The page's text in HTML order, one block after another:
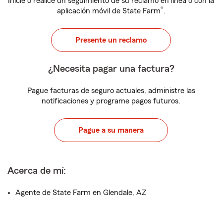
aplicación móvil de State Farm®.
Presente un reclamo
¿Necesita pagar una factura?
Pague facturas de seguro actuales, administre las
notificaciones y programe pagos futuros.
Pague a su manera
Acerca de mí:
Agente de State Farm en Glendale, AZ